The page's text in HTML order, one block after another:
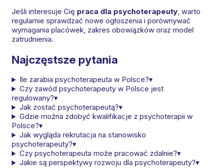
Jeśli interesuje Cię praca dla psychoterapeuty, warto
regularnie sprawdzać nowe ogłoszenia i porównywać
wymagania placówek, zakres obowiązków oraz model
zatrudnienia.
Najczęstsze pytania
Ile zarabia psychoterapeuta w Polsce?▾
Czy zawód psychoterapeuty w Polsce jest
regulowany?▾
Jak zostać psychoterapeutą?▾
Gdzie można zdobyć kwalifikacje z psychoterapii w
Polsce?▾
Jak wygląda rekrutacja na stanowisko
psychoterapeuty?▾
Czy psychoterapeuta może pracować zdalnie?▾
Jakie są perspektywy rozwoju dla psychoterapeuty?▾